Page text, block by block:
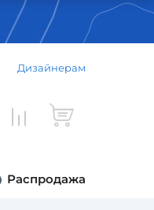
Дизайнерам
Распродажа